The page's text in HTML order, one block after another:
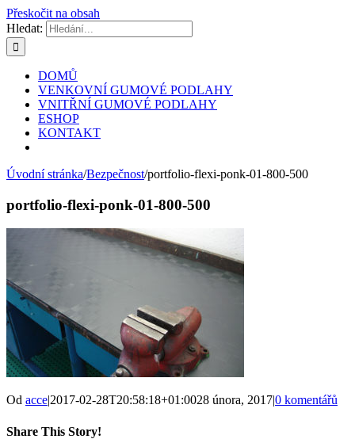
Přeskočit na obsah
Hledat:
DOMŮ
VENKOVNÍ GUMOVÉ PODLAHY
VNITŘNÍ GUMOVÉ PODLAHY
ESHOP
KONTAKT
Úvodní stránka/Bezpečnost/portfolio-flexi-ponk-01-800-500
portfolio-flexi-ponk-01-800-500
Od acce|2017-02-28T20:58:18+01:0028 února, 2017|0 komentářů
Share This Story!